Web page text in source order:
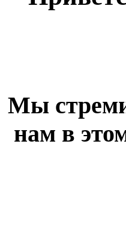
Мы
нам в